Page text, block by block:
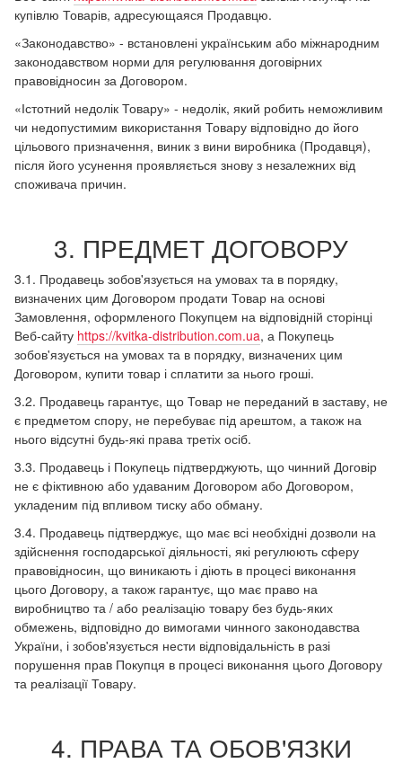
купівлю Товарів, адресующаяся Продавцю.
«Законодавство» - встановлені українським або міжнародним
законодавством норми для регулювання договірних
правовідносин за Договором.
«Істотний недолік Товару» - недолік, який робить неможливим
чи недопустимим використання Товару відповідно до його
цільового призначення, виник з вини виробника (Продавця),
після його усунення проявляється знову з незалежних від
споживача причин.
3. ПРЕДМЕТ ДОГОВОРУ
3.1. Продавець зобов'язується на умовах та в порядку,
визначених цим Договором продати Товар на основі
Замовлення, оформленого Покупцем на відповідній сторінці
Веб-сайту https://kvitka-distribution.com.ua, а Покупець
зобов'язується на умовах та в порядку, визначених цим
Договором, купити товар і сплатити за нього гроші.
3.2. Продавець гарантує, що Товар не переданий в заставу, не
є предметом спору, не перебуває під арештом, а також на
нього відсутні будь-які права третіх осіб.
3.3. Продавець і Покупець підтверджують, що чинний Договір
не є фіктивною або удаваним Договором або Договором,
укладеним під впливом тиску або обману.
3.4. Продавець підтверджує, що має всі необхідні дозволи на
здійснення господарської діяльності, які регулюють сферу
правовідносин, що виникають і діють в процесі виконання
цього Договору, а також гарантує, що має право на
виробництво та / або реалізацію товару без будь-яких
обмежень, відповідно до вимогами чинного законодавства
України, і зобов'язується нести відповідальність в разі
порушення прав Покупця в процесі виконання цього Договору
та реалізації Товару.
4. ПРАВА ТА ОБОВ'ЯЗКИ